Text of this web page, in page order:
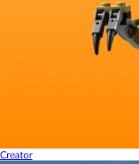
Creator